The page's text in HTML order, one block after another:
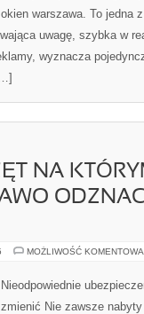
okien warszawa. To jedna
uwagę, szybka w
wyznacza
NA
MOŻLIWOŚĆ
Nieodpowiednie
zmienić Nie zawsze